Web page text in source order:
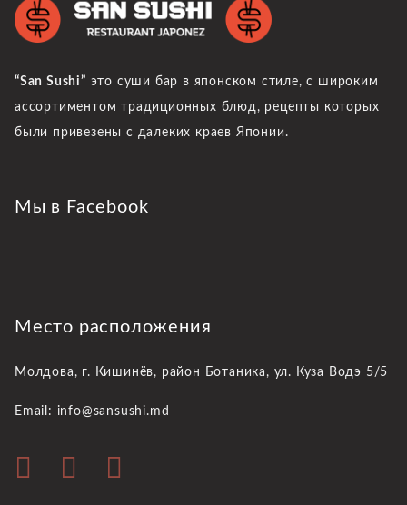
“San Sushi” это суши бар в японском стиле, с широким
ассортиментом традиционных блюд, рецепты которых
были привезены с далеких краев Японии.
Мы в Facebook
Место расположения
Молдова, г. Кишинёв, район Ботаника, ул. Куза Водэ 5/5
Email: info@sansushi.md